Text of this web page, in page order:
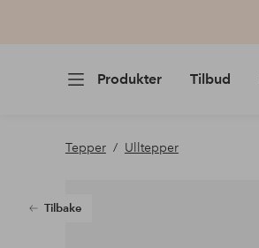
Produkter Tilbud
Tepper Ulltepper
Tilbake